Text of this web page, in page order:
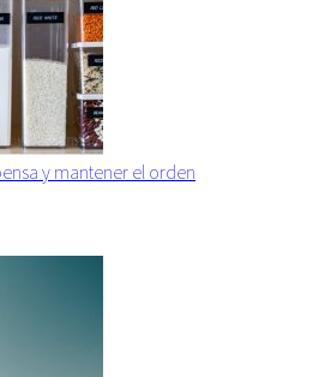
y mantener el orden